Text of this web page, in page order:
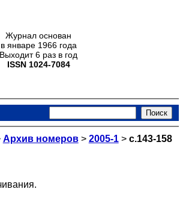
Журнал основан
в январе 1966 года
Выходит 6 раз в год
ISSN 1024-7084
Архив номеров> 2005-1> с.143-158